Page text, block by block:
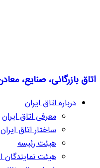
اتاق بازرگانی، صنایع،
درباره اتاق ایران
معرفی اتاق ایران
ساختار اتاق ایران
هیئت رئیسه
هیئت نمایندگان